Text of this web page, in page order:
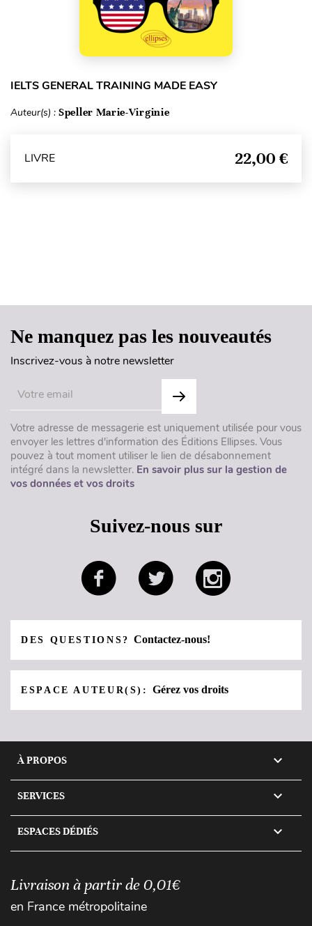
IELTS GENERAL TRAINING MADE EASY
Auteur(s) : Speller Marie-Virginie
LIVRE 22,00 €
Ne manquez pas les nouveautés
Inscrivez-vous à notre newsletter
Votre adresse de messagerie est uniquement utilisée pour vous
envoyer les lettres d'information des Éditions Ellipses. Vous
pouvez à tout moment utiliser le lien de désabonnement
intégré dans la newsletter. En savoir plus sur la gestion de
vos données et vos droits
Suivez-nous sur
DES QUESTIONS?Contactez-nous!
ESPACE AUTEUR(S):Gérez vos droits
À PROPOS 
SERVICES 
ESPACES DÉDIÉS 
Livraison à partir de 0,01€
en France métropolitaine